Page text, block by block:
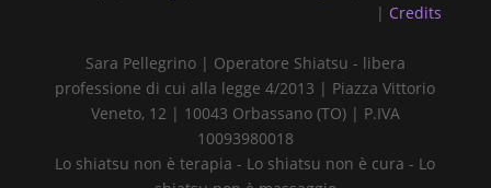
| Credits
Sara Pellegrino | Operatore Shiatsu - libera
professione di cui alla legge 4/2013 | Piazza Vittorio
Veneto, 12 | 10043 Orbassano (TO) | P.IVA
10093980018
Lo shiatsu non è terapia - Lo shiatsu non è cura - Lo